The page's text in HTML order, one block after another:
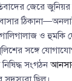
জেরে জুনিয়র
ও হুমকি
সঙ্গে
সংগঠন